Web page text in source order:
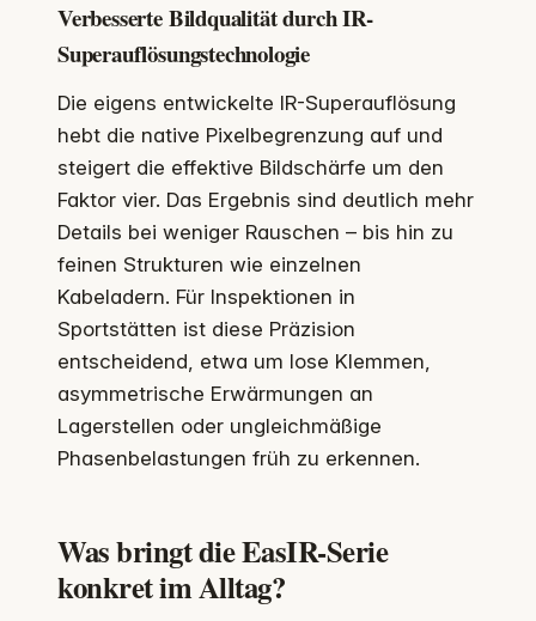
Verbesserte Bildqualität durch IR-
Superauflösungstechnologie
Die eigens entwickelte IR-Superauflösung
hebt die native Pixelbegrenzung auf und
steigert die effektive Bildschärfe um den
Faktor vier. Das Ergebnis sind deutlich mehr
Details bei weniger Rauschen – bis hin zu
feinen Strukturen wie einzelnen
Kabeladern. Für Inspektionen in
Sportstätten ist diese Präzision
entscheidend, etwa um lose Klemmen,
asymmetrische Erwärmungen an
Lagerstellen oder ungleichmäßige
Phasenbelastungen früh zu erkennen.
Was bringt die EasIR-Serie
konkret im Alltag?